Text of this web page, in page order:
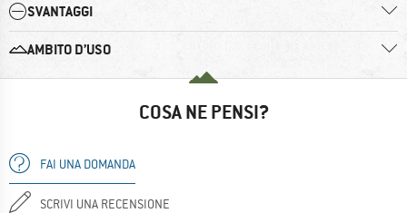
SVANTAGGI
AMBITO D’USO
COSA NE PENSI?
FAI UNA DOMANDA
SCRIVI UNA RECENSIONE